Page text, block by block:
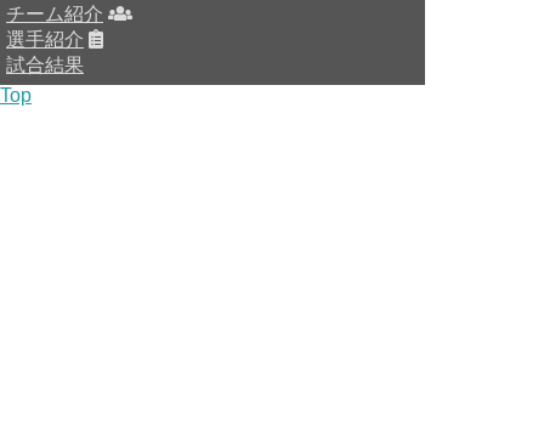
チーム紹介
選手紹介
試合結果
Top